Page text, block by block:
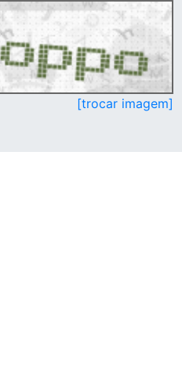
[trocar imagem]